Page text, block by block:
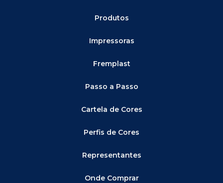
Produtos
Impressoras
Fremplast
Passo a Passo
Cartela de Cores
Perfis de Cores
Representantes
Onde Comprar